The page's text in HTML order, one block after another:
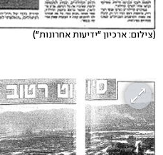
(צילום: ארכיון "ידיעות אחרונות")